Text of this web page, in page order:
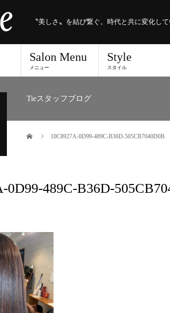
〝美しさ〟を結び繋ぐ。時代と共に変化し
Salon Menu
メニュー
Style
スタイル
Tieスタッフブログ
10C8927A-0D99-489C-B36D-505CB7040D0B
0D99-489C-B36D-